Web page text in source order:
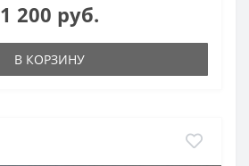
1 200 руб.
В КОРЗИНУ